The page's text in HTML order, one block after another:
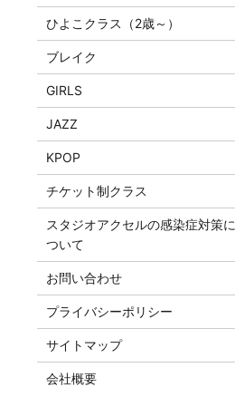
ひよこクラス（2歳～）
ブレイク
GIRLS
JAZZ
KPOP
チケット制クラス
スタジオアクセルの感染症対策に
ついて
お問い合わせ
プライバシーポリシー
サイトマップ
会社概要